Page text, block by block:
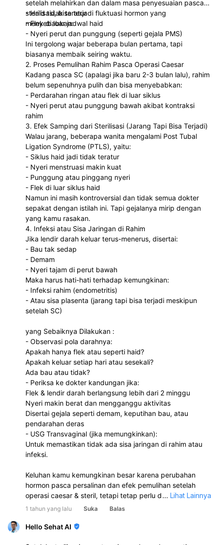
setelah melahirkan dan dalam masa penyesuaian pasca
sterilisasi, bisa terjadi fluktuasi hormon yang
menyebabkan:
- Haid tidak teratur
- Flek di luar jadwal haid
- Nyeri perut dan punggung (seperti gejala PMS)
Ini tergolong wajar beberapa bulan pertama, tapi
biasanya membaik seiring waktu.
2. Proses Pemulihan Rahim Pasca Operasi Caesar
Kadang pasca SC (apalagi jika baru 2-3 bulan lalu), rahim
belum sepenuhnya pulih dan bisa menyebabkan:
- Perdarahan ringan atau flek di luar siklus
- Nyeri perut atau punggung bawah akibat kontraksi
rahim
3. Efek Samping dari Sterilisasi (Jarang Tapi Bisa Terjadi)
Walau jarang, beberapa wanita mengalami Post Tubal
Ligation Syndrome (PTLS), yaitu:
- Siklus haid jadi tidak teratur
- Nyeri menstruasi makin kuat
- Punggung atau pinggang nyeri
- Flek di luar siklus haid
Namun ini masih kontroversial dan tidak semua dokter
sepakat dengan istilah ini. Tapi gejalanya mirip dengan
yang kamu rasakan.
4. Infeksi atau Sisa Jaringan di Rahim
Jika lendir darah keluar terus-menerus, disertai:
- Bau tak sedap
- Demam
- Nyeri tajam di perut bawah
Maka harus hati-hati terhadap kemungkinan:
- Infeksi rahim (endometritis)
- Atau sisa plasenta (jarang tapi bisa terjadi meskipun
setelah SC)
yang Sebaiknya Dilakukan :
- Observasi pola darahnya:
Apakah hanya flek atau seperti haid?
Apakah keluar setiap hari atau sesekali?
Ada bau atau tidak?
- Periksa ke dokter kandungan jika:
Flek & lendir darah berlangsung lebih dari 2 minggu
Nyeri makin berat dan mengganggu aktivitas
Disertai gejala seperti demam, keputihan bau, atau
pendarahan deras
- USG Transvaginal (jika memungkinkan):
Untuk memastikan tidak ada sisa jaringan di rahim atau
infeksi.
Keluhan kamu kemungkinan besar karena perubahan
hormon pasca persalinan dan efek pemulihan setelah
operasi caesar & steril, tetapi tetap perlu diwaspadai
kemungkinan infeksi atau gangguan rahim bila keluhan
... Lihat Lainnya
1 tahun yang lalu Suka Balas
Hello Sehat AI